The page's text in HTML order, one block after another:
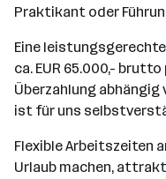
Praktikant oder
Eine
ca. EUR 65.000,-
Überzahlung
ist für uns
Flexible Arbeitszeiten
Urlaub machen,